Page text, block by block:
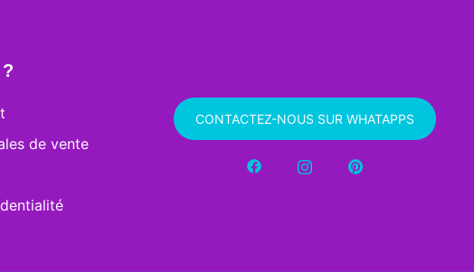
de vente
CONTACTEZ-NOUS SUR WHATAPPS